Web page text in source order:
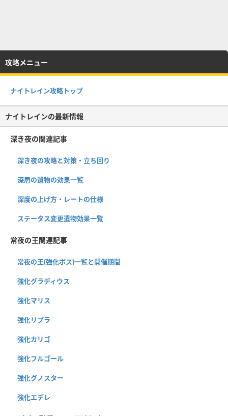
攻略メニュー
ナイトレイン攻略トップ
ナイトレインの最新情報
深き夜の関連記事
深き夜の攻略と対策・立ち回り
深層の遺物の効果一覧
深度の上げ方・レートの仕様
ステータス変更遺物効果一覧
常夜の王関連記事
常夜の王(強化ボス)一覧と開催期間
強化グラディウス
強化マリス
強化リブラ
強化カリゴ
強化フルゴール
強化グノスター
強化エデレ